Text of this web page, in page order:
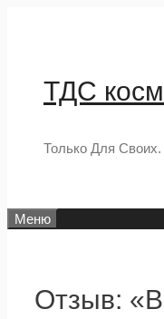
ТДС
Только Для
Меню
Отзыв: